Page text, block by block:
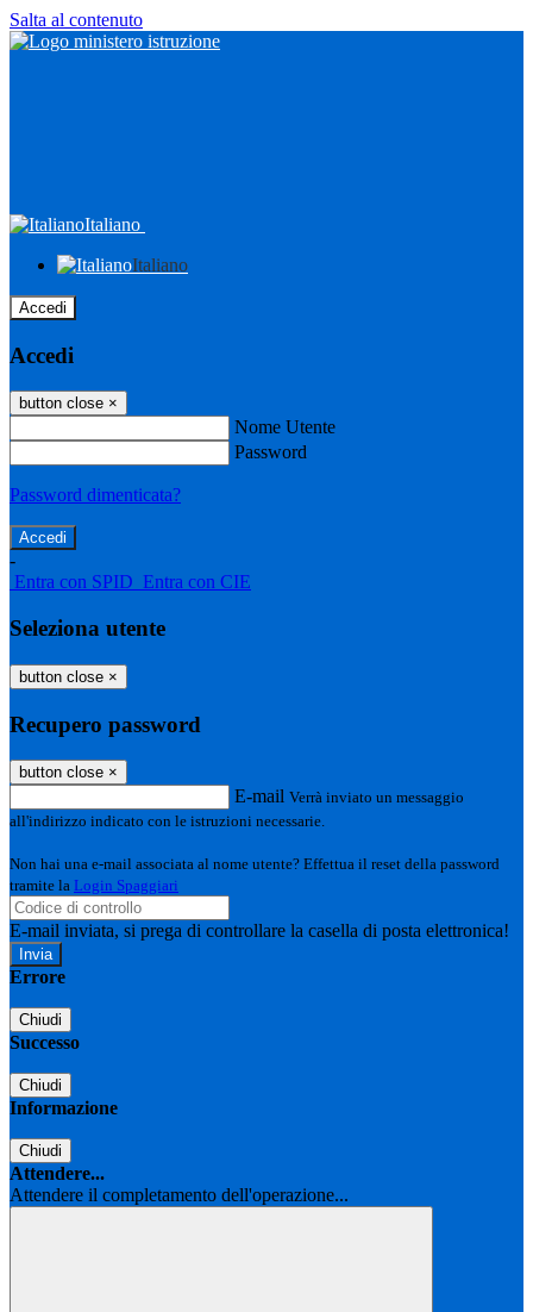
Salta al contenuto
Italiano
Italiano
Accedi
Accedi
button close ×
Nome Utente
Password
Password dimenticata?
-
Entra con SPID Entra con CIE
Seleziona utente
button close ×
Recupero password
button close ×
E-mail Verrà inviato un messaggio
all'indirizzo indicato con le istruzioni necessarie.
Non hai una e-mail associata al nome utente? Effettua il reset della password
tramite la Login Spaggiari
E-mail inviata, si prega di controllare la casella di posta elettronica!
Errore
Chiudi
Successo
Chiudi
Informazione
Chiudi
Attendere...
Attendere il completamento dell'operazione...